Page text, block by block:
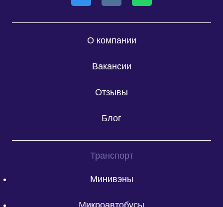
О компании
Вакансии
Отзывы
Блог
Транспорт
Минивэны
Микроавтобусы